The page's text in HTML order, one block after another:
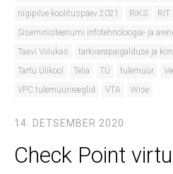
riigipilve koolituspäev 2021
RIKS RIT
Siseministeeriumi infotehnoloogia- ja
Taavi Viilukas
tarkvarapaigalduse ja
Tartu Ülikool
Telia TÜ tulemüür
VPC tulemüürireeglid
VTA Wise
14. DETSEMBER 2020
Check Point